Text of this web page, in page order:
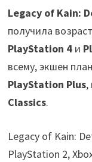
Legacy of Kain:
получила
PlayStation 4 и
всему, экшен
PlayStation Plus,
Classics.
Legacy of Kain:
PlayStation 2,